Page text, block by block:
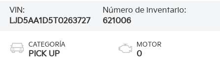
VIN:
LJD5AA1D5T0263727
Número de inventario:
621006
CATEGORÍA
PICK UP
MOTOR
0